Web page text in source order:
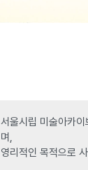
서울시립 미술아카
며,
영리적인 목적으로